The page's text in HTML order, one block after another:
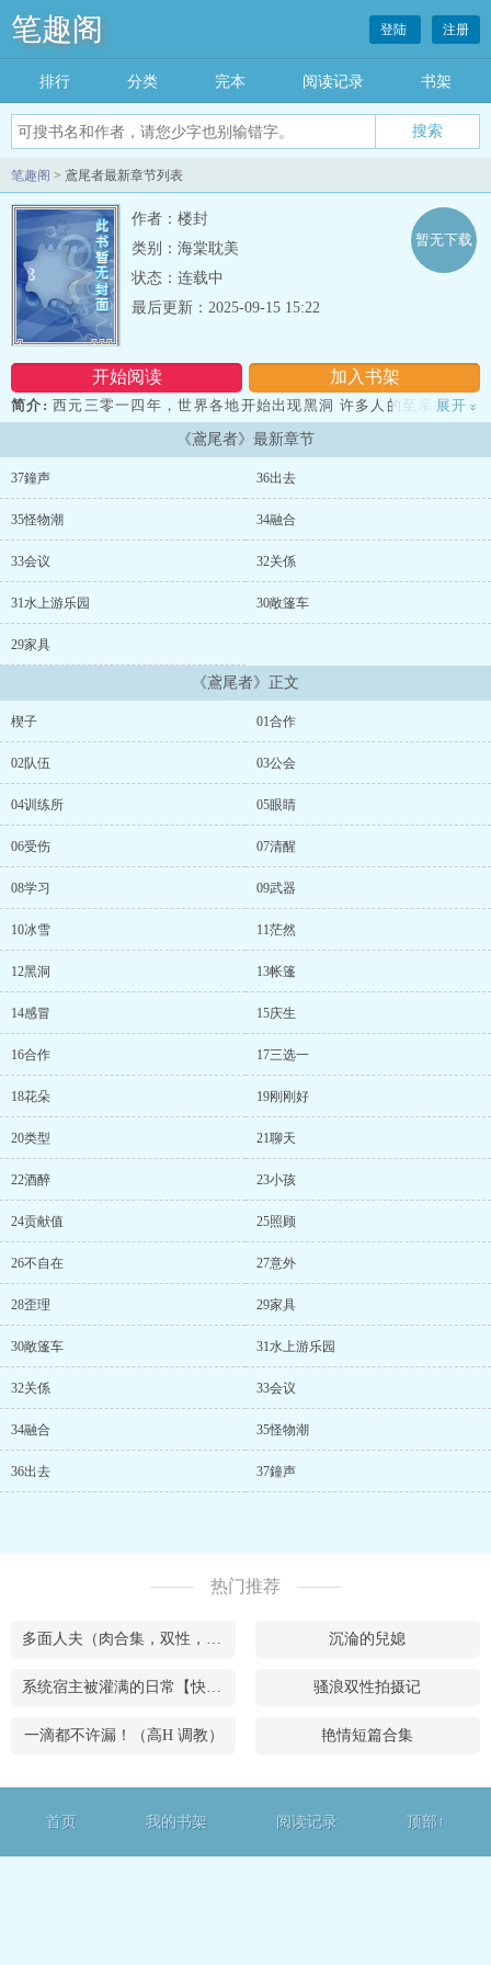
笔趣阁 登陆 注册
排行 分类 完本 阅读记录 书架
笔趣阁 > 鳶尾者最新章节列表
作者：楼封
类别：海棠耽美
状态：连载中
开始阅读 加入书架
暂无下载
最后更新：2025-09-15 15:22
简介: 西元三零一四年，世界各地开始出现黑洞 许多人的至亲友人都
命丧于此 为了保护自己所爱的人毅然决然地进入黑洞 人们将进入黑洞
的人称为鳶尾者 因为鳶尾花的花语代表希望和勇气 南子朔.. ...
展开 »
《鳶尾者》最新章节
37鐘声 36出去
35怪物潮 34融合
33会议 32关係
31水上游乐园 30敞篷车
29家具
《鳶尾者》正文
楔子 01合作
02队伍 03公会
04训练所 05眼睛
06受伤 07清醒
08学习 09武器
10冰雪 11茫然
12黑洞 13帐篷
14感冒 15庆生
16合作 17三选一
18花朵 19刚刚好
20类型 21聊天
22酒醉 23小孩
24贡献值 25照顾
26不自在 27意外
28歪理 29家具
30敞篷车 31水上游乐园
32关係 33会议
34融合 35怪物潮
36出去 37鐘声
热门推荐
多面人夫（肉合集，双性，**，乱X等） 沉淪的兒媳
系统宿主被灌满的日常【快穿】 骚浪双性拍摄记
一滴都不许漏！（高H 调教） 艳情短篇合集
首页 我的书架 阅读记录 顶部↑